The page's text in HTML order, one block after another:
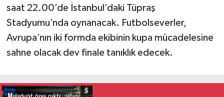
saat 22.00’de İstanbul’daki Tüpraş
Stadyumu’nda oynanacak. Futbolseverler,
Avrupa’nın iki formda ekibinin kupa mücadelesine
sahne olacak dev finale tanıklık edecek.